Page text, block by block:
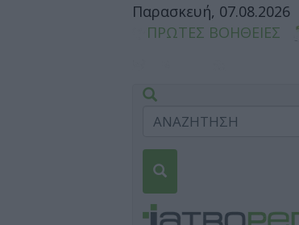
Παρασκευή, 07.08.2026
ΠΡΩΤΕΣ ΒΟΗΘΕΙΕΣ